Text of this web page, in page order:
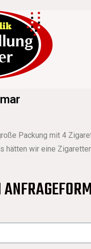
Packung mit 4
hätten wir eine